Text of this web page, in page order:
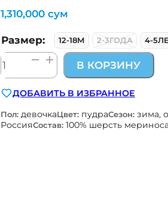
1,310,000 сум
Размер: 12-18М 2-3ГОДА 4-
Количество
товара
фуфайка
+
кальсоны
В КОРЗИНУ
ДОБАВИТЬ В ИЗБРАННОЕ
Пол: девочкаЦвет: пудраСезон: зима,
РоссияСостав: 100% шерсть мериноса